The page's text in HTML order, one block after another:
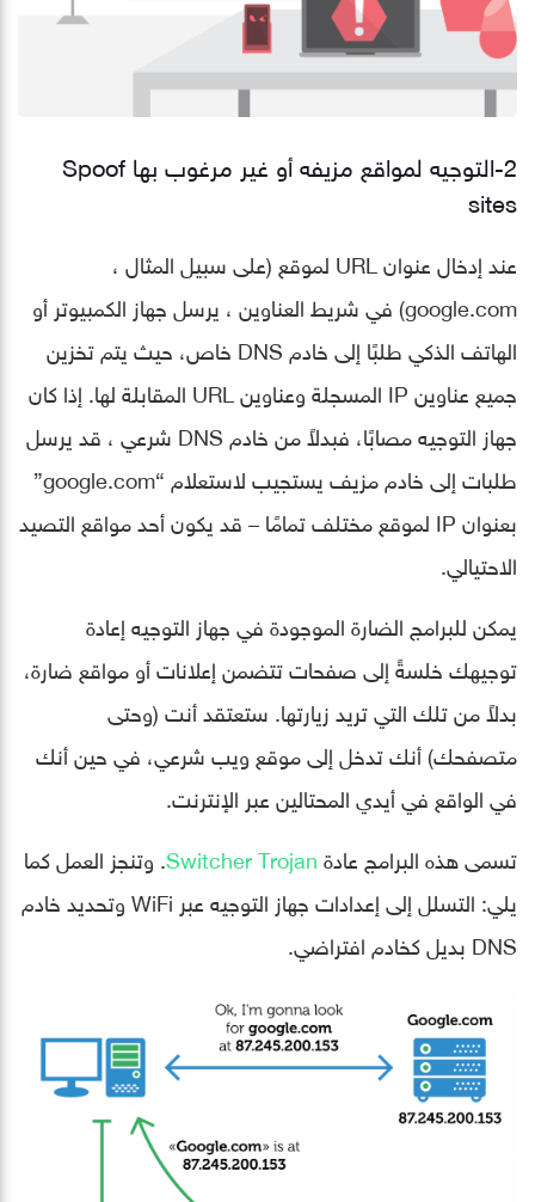
2-التوجيه لمواقع مزيفه أو غير مرغوب بها Spoof
sites
عند إدخال عنوان URL لموقع (على سبيل المثال ،
google.com) في شريط العناوين ، يرسل جهاز الكمبيوتر أو
الهاتف الذكي طلبًا إلى خادم DNS خاص، حيث يتم تخزين
جميع عناوين IP المسجلة وعناوين URL المقابلة لها. إذا كان
جهاز التوجيه مصابًا، فبدلاً من خادم DNS شرعي ، قد يرسل
طلبات إلى خادم مزيف يستجيب لاستعلام “google.com”
بعنوان IP لموقع مختلف تمامًا – قد يكون أحد مواقع التصيد
الاحتيالي.
يمكن للبرامج الضارة الموجودة في جهاز التوجيه إعادة
توجيهك خلسةً إلى صفحات تتضمن إعلانات أو مواقع ضارة،
بدلاً من تلك التي تريد زيارتها. ستعتقد أنت (وحتى
متصفحك) أنك تدخل إلى موقع ويب شرعي، في حين أنك
في الواقع في أيدي المحتالين عبر الإنترنت.
تسمى هذه البرامج عادة
. وتنجز العمل كما
يلي: التسلل إلى إعدادات جهاز التوجيه عبر WiFi وتحديد خادم
DNS بديل كخادم افتراضي.